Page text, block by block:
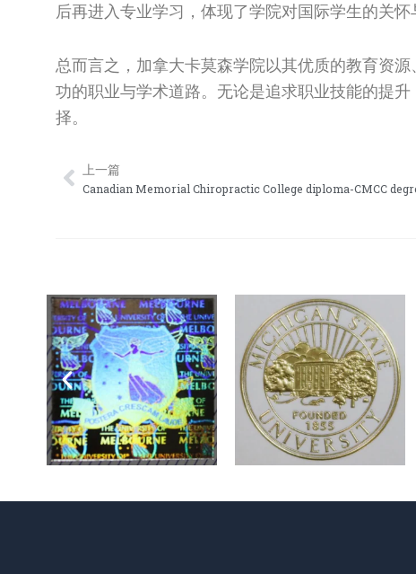
后再进入专业学习，体现了学院对国际学生的关怀
总而言之，加拿大卡莫森学院以其优质的教育资
功的职业与学术道路。无论是追求职业技能的提
择。
Prev
上一篇
Canadian Memorial Chiropractic College diploma-CMCC